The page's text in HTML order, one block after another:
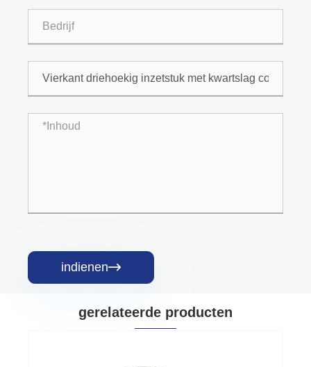
indienen
gerelateerde producten